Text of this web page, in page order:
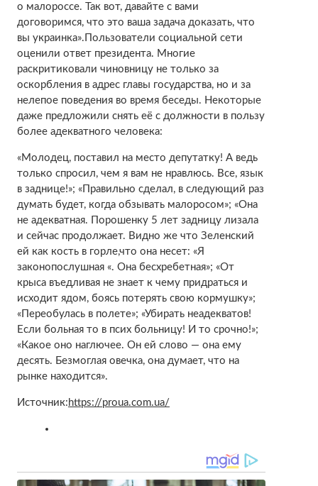
о малороссе. Так вот, давайте с вами
договоримся, что это ваша задача доказать, что
вы украинка».Пользователи социальной сети
оценили ответ президента. Многие
раскритиковали чиновницу не только за
оскорбления в адрес главы государства, но и за
нелепое поведения во время беседы. Некоторые
даже предложили снять её с должности в пользу
более адекватного человека:
«Молодец, поставил на место депутатку! А ведь
только спросил, чем я вам не нравлюсь. Все, язык
в заднице!»; «Правильно сделал, в следующий раз
думать будет, когда обзывать малоросом»; «Она
не адекватная. Порошенку 5 лет задницу лизала
и сейчас продолжает. Видно же что Зеленский
ей как кость в горле,что она несет: «Я
законопослушная «. Она бесхребетная»; «От
крыса въедливая не знает к чему придраться и
исходит ядом, боясь потерять свою кормушку»;
«Переобулась в полете»; «Убирать неадекватов!
Если больная то в псих больницу! И то срочно!»;
«Какое оно наглючее. Он ей слово — она ему
десять. Безмоглая овечка, она думает, что на
рынке находится».
Источник: https://proua.com.ua/